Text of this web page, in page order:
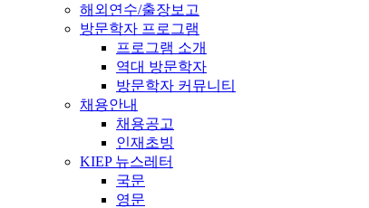
해외연수/출장보고
방문학자 프로그램
프로그램 소개
역대 방문학자
방문학자 커뮤니티
채용안내
채용공고
인재초빙
KIEP 뉴스레터
국문
영문